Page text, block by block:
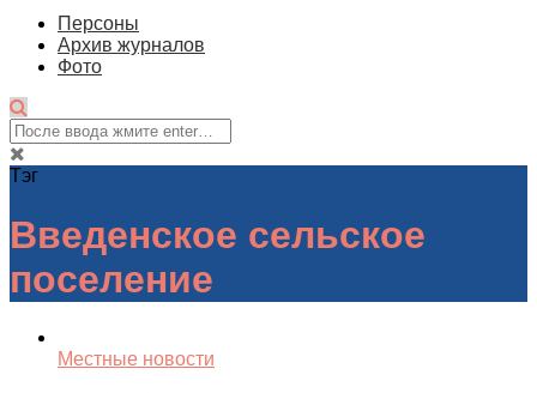
Персоны
Архив журналов
Фото
Тэг
Введенское сельское
поселение
Местные новости